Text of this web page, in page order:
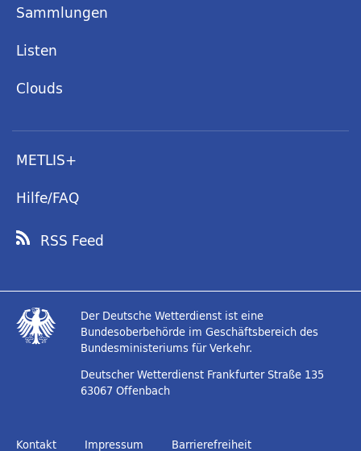
Sammlungen
Listen
Clouds
METLIS+
Hilfe/FAQ
RSS Feed
Der Deutsche Wetterdienst ist eine
Bundesoberbehörde im Geschäftsbereich des
Bundesministeriums für Verkehr.
Deutscher Wetterdienst Frankfurter Straße 135
63067 Offenbach
Kontakt Impressum Barrierefreiheit